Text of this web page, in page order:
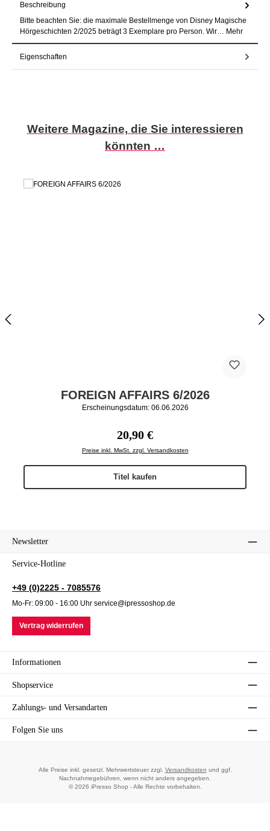
Beschreibung
Bitte beachten Sie: die maximale Bestellmenge von Disney Magische
Hörgeschichten 2/2025 beträgt 3 Exemplare pro Person. Wir… Mehr
Eigenschaften
Produktgalerie überspringen
Weitere Magazine, die Sie interessieren
könnten …
FOREIGN AFFAIRS 6/2026
Erscheinungsdatum: 06.06.2026
Regulärer Preis:
20,90 €
Preise inkl. MwSt. zzgl. Versandkosten
Titel kaufen
Newsletter
Service-Hotline
+49 (0)2225 - 7085576
Mo-Fr: 09:00 - 16:00 Uhr service@ipressoshop.de
Vertrag widerrufen
Informationen
Shopservice
Zahlungs- und Versandarten
Folgen Sie uns
Alle Preise inkl. gesetzl. Mehrwertsteuer zzgl. Versandkosten und ggf.
Nachnahmegebühren, wenn nicht anders angegeben.
© 2026 iPresso Shop - Alle Rechte vorbehalten.